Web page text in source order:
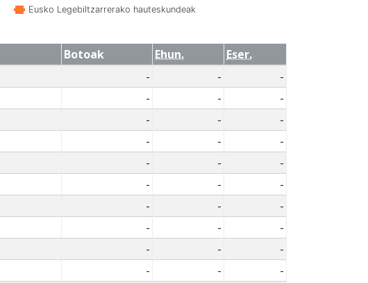
Eusko Legebiltzarrerako hauteskundeak
Botoak Ehun.
Eser.
- -
-
- -
-
- -
-
- -
-
- -
-
- -
-
- -
-
- -
-
- -
-
- -
-